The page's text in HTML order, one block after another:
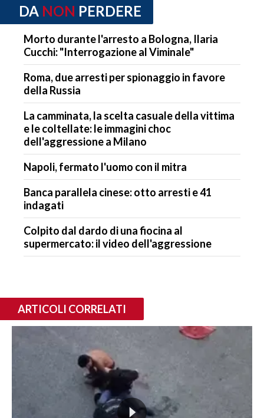
DA NON PERDERE
Morto durante l'arresto a Bologna, Ilaria
Cucchi: "Interrogazione al Viminale"
Roma, due arresti per spionaggio in favore
della Russia
La camminata, la scelta casuale della vittima
e le coltellate: le immagini choc
dell'aggressione a Milano
Napoli, fermato l'uomo con il mitra
Banca parallela cinese: otto arresti e 41
indagati
Colpito dal dardo di una fiocina al
supermercato: il video dell'aggressione
ARTICOLI CORRELATI